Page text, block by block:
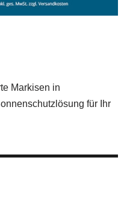
Markisen in
für Ihr